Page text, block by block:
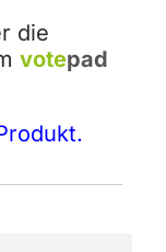
die
votepad